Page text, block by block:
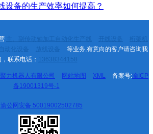
设备的生产效率如何提高？
主、副传动轴加工自动化生产线 开线设备
桁架机
动化设备 放线设备
等业务,有意向的客户请咨询我
，联系电话： 13638344158
力机器人有限公司 网站地图 XML 备案号:渝ICP
备19001319号-1
渝公网安备 50019002502785